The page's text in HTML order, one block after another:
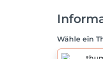
Wähle ein